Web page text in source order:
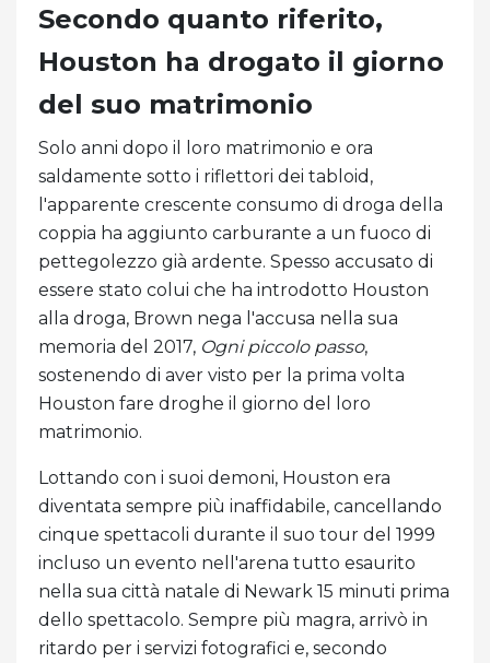
Secondo quanto riferito,
Houston ha drogato il giorno
del suo matrimonio
Solo anni dopo il loro matrimonio e ora
saldamente sotto i riflettori dei tabloid,
l'apparente crescente consumo di droga della
coppia ha aggiunto carburante a un fuoco di
pettegolezzo già ardente. Spesso accusato di
essere stato colui che ha introdotto Houston
alla droga, Brown nega l'accusa nella sua
memoria del 2017, Ogni piccolo passo,
sostenendo di aver visto per la prima volta
Houston fare droghe il giorno del loro
matrimonio.
Lottando con i suoi demoni, Houston era
diventata sempre più inaffidabile, cancellando
cinque spettacoli durante il suo tour del 1999
incluso un evento nell'arena tutto esaurito
nella sua città natale di Newark 15 minuti prima
dello spettacolo. Sempre più magra, arrivò in
ritardo per i servizi fotografici e, secondo